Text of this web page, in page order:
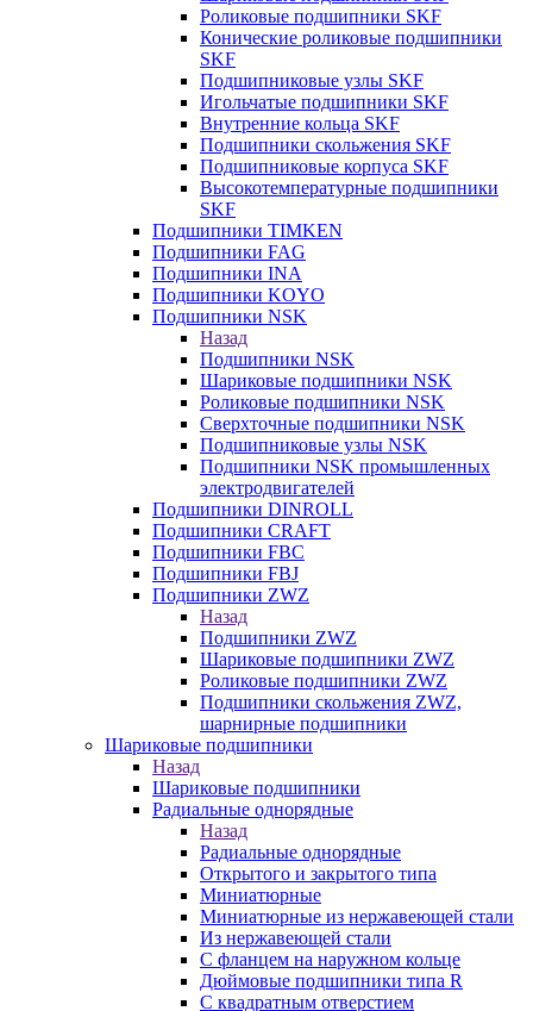
Роликовые подшипники SKF
Конические роликовые подшипники
SKF
Подшипниковые узлы SKF
Игольчатые подшипники SKF
Внутренние кольца SKF
Подшипники скольжения SKF
Подшипниковые корпуса SKF
Высокотемпературные подшипники
SKF
Подшипники TIMKEN
Подшипники FAG
Подшипники INA
Подшипники KOYO
Подшипники NSK
Назад
Подшипники NSK
Шариковые подшипники NSK
Роликовые подшипники NSK
Сверхточные подшипники NSK
Подшипниковые узлы NSK
Подшипники NSK промышленных
электродвигателей
Подшипники DINROLL
Подшипники CRAFT
Подшипники FBC
Подшипники FBJ
Подшипники ZWZ
Назад
Подшипники ZWZ
Шариковые подшипники ZWZ
Роликовые подшипники ZWZ
Подшипники скольжения ZWZ,
шарнирные подшипники
Шариковые подшипники
Назад
Шариковые подшипники
Радиальные однорядные
Назад
Радиальные однорядные
Открытого и закрытого типа
Миниатюрные
Миниатюрные из нержавеющей стали
Из нержавеющей стали
С фланцем на наружном кольце
Дюймовые подшипники типа R
С квадратным отверстием